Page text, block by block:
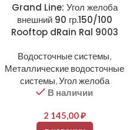
Grand Line: Угол желоба
внешний 90 гр.150/100
Rooftop dRain Ral 9003
Водосточные системы
Металлические водосточные
системы Угол желоба
В наличии
2 145,00₽